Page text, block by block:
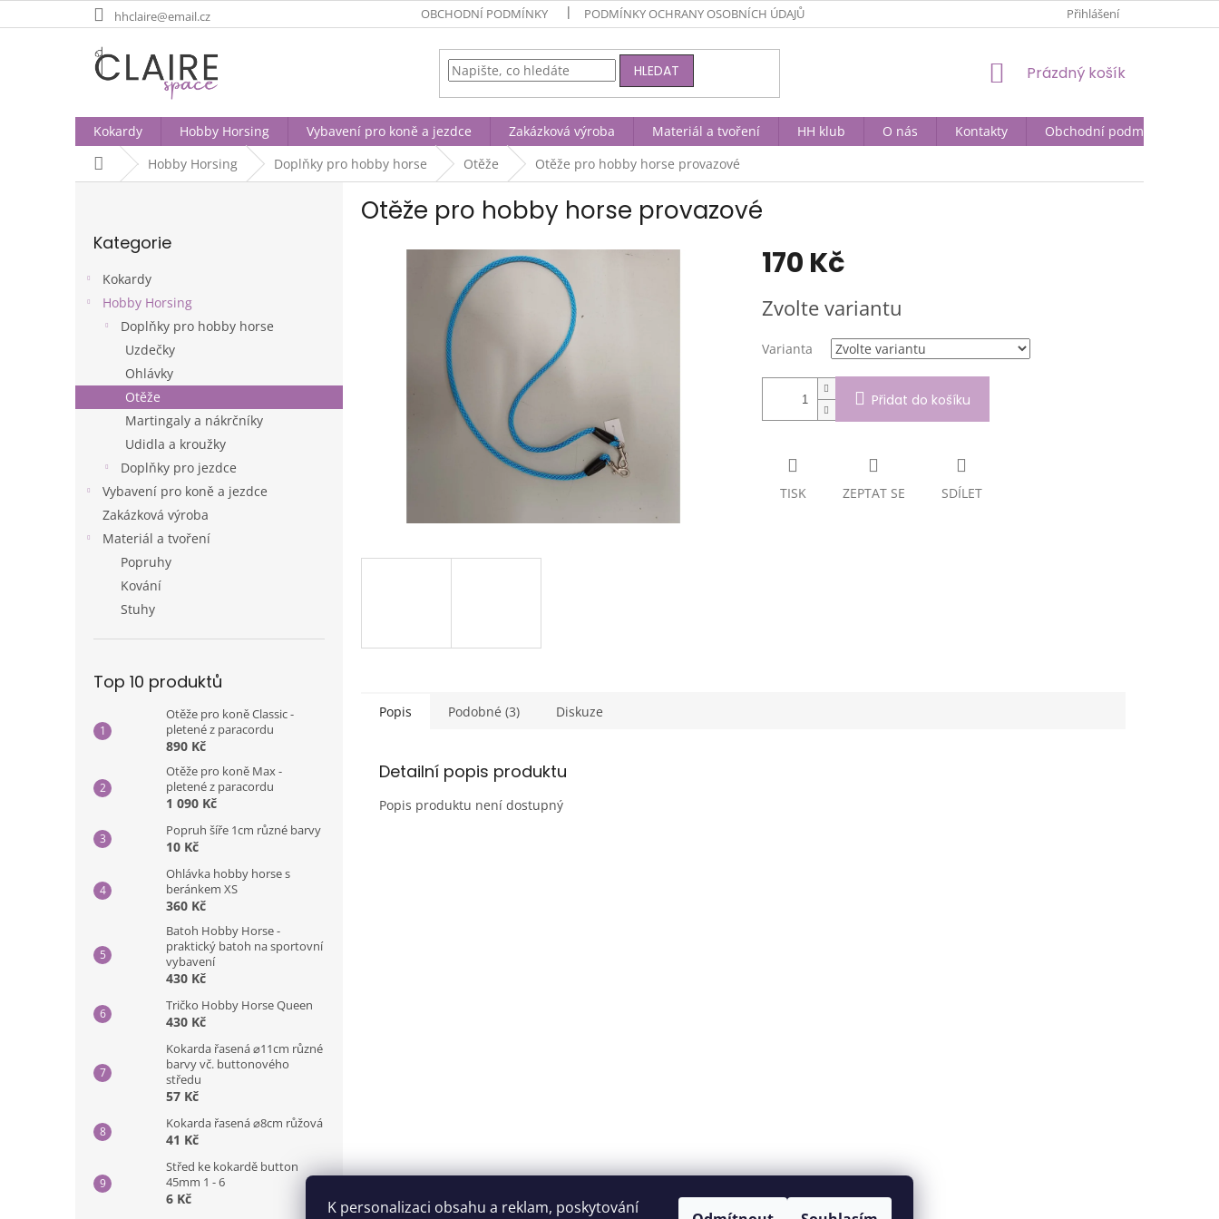
K personalizaci obsahu a reklam, poskytování
na
hhclaire@email.cz OBCHODNÍ PODMÍNKY PODMÍNKY OCHRANY OSOBNÍCH ÚDAJŮ Přihlášení
HLEDAT
NÁKUPNÍ
Prázdný košík
Kokardy Hobby Horsing Vybavení pro koně a jezdce Zakázková výroba Materiál a tvoření HH klub O nás Kontakty
Obchodní podmínky
Domů Hobby Horsing Doplňky pro hobby horse Otěže Otěže pro hobby horse provazové
a
n
kategorie
Kategorie
Kokardy
Hobby Horsing
Doplňky pro hobby horse
Uzdečky
Ohlávky
Otěže
Martingaly a nákrčníky
Udidla a kroužky
Doplňky pro jezdce
Vybavení pro koně a jezdce
Zakázková výroba
Materiál a tvoření
Popruhy
Kování
Stuhy
Top 10 produktů
Otěže pro koně Classic -
pletené z paracordu
890 Kč
Otěže pro koně Max -
pletené z paracordu
1 090 Kč
Popruh šíře 1cm různé barvy
10 Kč
Ohlávka hobby horse s
beránkem XS
360 Kč
Batoh Hobby Horse -
praktický batoh na sportovní
vybavení
430 Kč
Tričko Hobby Horse Queen
430 Kč
Kokarda řasená ⌀11cm různé
barvy vč. buttonového
středu
57 Kč
Kokarda řasená ⌀8cm růžová
41 Kč
Střed ke kokardě button
45mm 1 - 6
6 Kč
Otěže pro hobby horse provazové
170 Kč
cena:
Zvolte variantu
Varianta
Přidat do košíku
TISK ZEPTAT SE SDÍLET
Popis Podobné (3) Diskuze
Detailní popis produktu
Popis produktu není dostupný